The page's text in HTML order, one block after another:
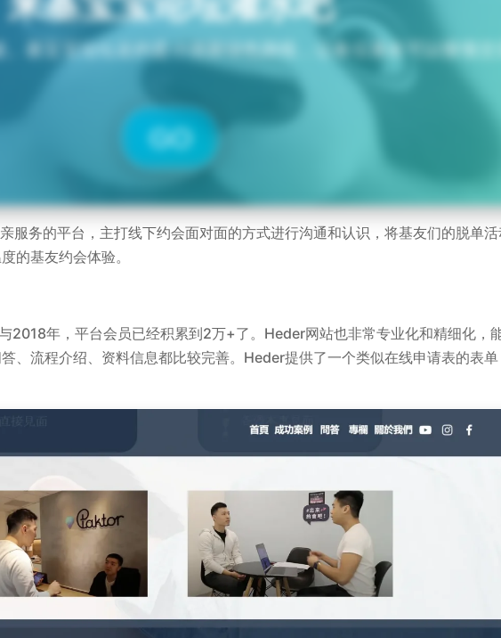
。基宝宝论坛走的是小清新绿色路线，让各位基友可以慢慢
GO
服务的平台，主打线下约会面对面的方式进行沟通和认识，将基友们的脱单
的基友约会体验。
2018年，平台会员已经积累到2万+了。Heder网站也非常专业化和精细化，
、流程介绍、资料信息都比较完善。Heder提供了一个类似在线申请表的表